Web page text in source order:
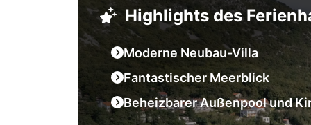
Highlights des
Moderne Neubau-Villa
Fantastischer Meerblick
Beheizbarer Außenpool und